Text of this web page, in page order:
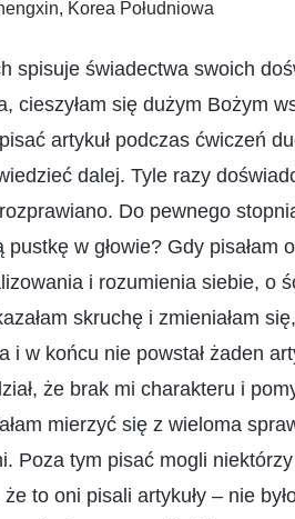
Korea Południowa
spisuje świadectwa swoich
cieszyłam się dużym Bożym
artykuł podczas ćwiczeń
dalej. Tyle razy
Do pewnego
w głowie? Gdy pisałam
i rozumienia siebie, o
skruchę i zmieniałam
w końcu nie powstał żaden
że brak mi charakteru i
mierzyć się z wieloma
Poza tym pisać mogli
to oni pisali artykuły – nie